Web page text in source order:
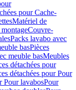
pour Cache-
Matériel de
Couvre-
Packs lavabo avec
basPièces
meuble basMeubles
détachées pour
détachées pour Pour
Pour lavabosPour